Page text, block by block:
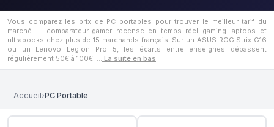
Vous comparez les prix de PC portables pour trouver le meilleur tarif du
marché — comparateur-gamer recense en temps réel gaming laptops et
ultrabooks chez plus de 15 marchands français. Sur un ASUS ROG Strix G16
ou un Lenovo Legion Pro 5, les écarts entre enseignes dépassent
régulièrement 50€ à 100€. … La suite en bas
Accueil›PC Portable